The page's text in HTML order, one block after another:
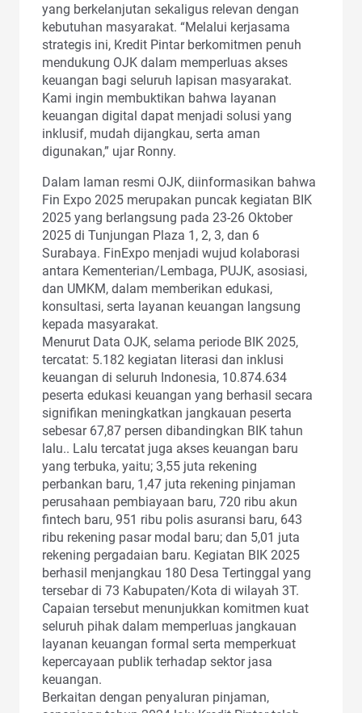
yang berkelanjutan sekaligus relevan dengan
kebutuhan masyarakat. “Melalui kerjasama
strategis ini, Kredit Pintar berkomitmen penuh
mendukung OJK dalam memperluas akses
keuangan bagi seluruh lapisan masyarakat.
Kami ingin membuktikan bahwa layanan
keuangan digital dapat menjadi solusi yang
inklusif, mudah dijangkau, serta aman
digunakan,” ujar Ronny.
Dalam laman resmi OJK, diinformasikan bahwa
Fin Expo 2025 merupakan puncak kegiatan BIK
2025 yang berlangsung pada 23-26 Oktober
2025 di Tunjungan Plaza 1, 2, 3, dan 6
Surabaya. FinExpo menjadi wujud kolaborasi
antara Kementerian/Lembaga, PUJK, asosiasi,
dan UMKM, dalam memberikan edukasi,
konsultasi, serta layanan keuangan langsung
kepada masyarakat.
Menurut Data OJK, selama periode BIK 2025,
tercatat: 5.182 kegiatan literasi dan inklusi
keuangan di seluruh Indonesia, 10.874.634
peserta edukasi keuangan yang berhasil secara
signifikan meningkatkan jangkauan peserta
sebesar 67,87 persen dibandingkan BIK tahun
lalu.. Lalu tercatat juga akses keuangan baru
yang terbuka, yaitu; 3,55 juta rekening
perbankan baru, 1,47 juta rekening pinjaman
perusahaan pembiayaan baru, 720 ribu akun
fintech baru, 951 ribu polis asuransi baru, 643
ribu rekening pasar modal baru; dan 5,01 juta
rekening pergadaian baru. Kegiatan BIK 2025
berhasil menjangkau 180 Desa Tertinggal yang
tersebar di 73 Kabupaten/Kota di wilayah 3T.
Capaian tersebut menunjukkan komitmen kuat
seluruh pihak dalam memperluas jangkauan
layanan keuangan formal serta memperkuat
kepercayaan publik terhadap sektor jasa
keuangan.
Berkaitan dengan penyaluran pinjaman,